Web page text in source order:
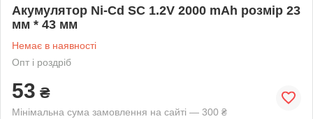
Акумулятор Ni-Cd SC 1.2V 2000 mAh розмір 23
мм * 43 мм
Немає в наявності
Опт і роздріб
53 ₴
Мінімальна сума замовлення на сайті — 300 ₴